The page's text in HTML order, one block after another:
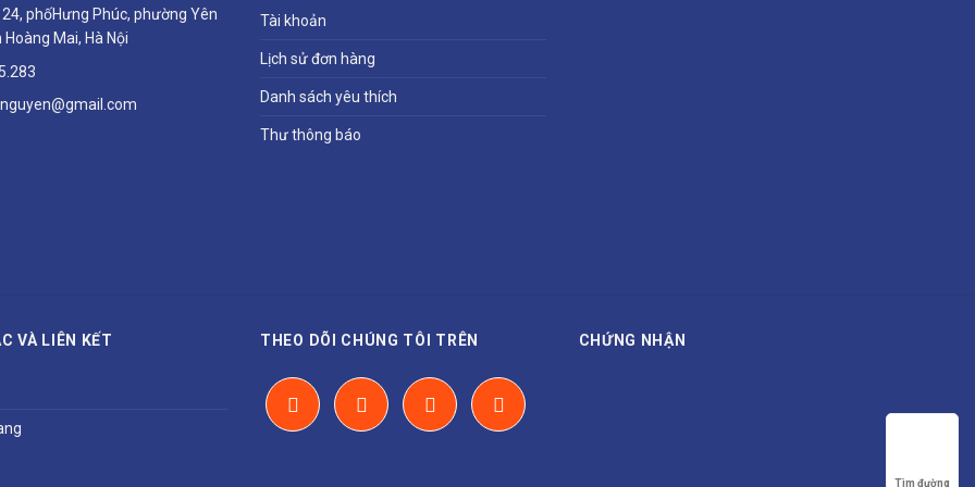
phốHưng Phúc, phường Yên
Hoàng Mai, Hà Nội
Tài khoản
Lịch sử đơn hàng
Danh sách yêu thích
Thư thông báo
VÀ LIÊN KẾT THEO DÕI CHÚNG TÔI TRÊN CHỨNG NHẬN
Tìm đường